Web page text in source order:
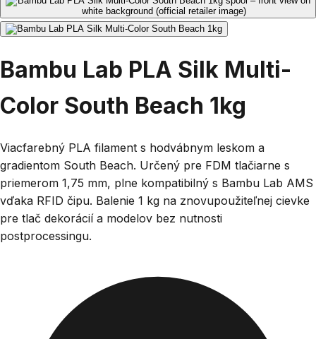
Bambu Lab PLA Silk Multi-
Color South Beach 1kg
Viacfarebný PLA filament s hodvábnym leskom a
gradientom South Beach. Určený pre FDM tlačiarne s
priemerom 1,75 mm, plne kompatibilný s Bambu Lab AMS
vďaka RFID čipu. Balenie 1 kg na znovupoužiteľnej cievke
pre tlač dekorácií a modelov bez nutnosti
postprocessingu.